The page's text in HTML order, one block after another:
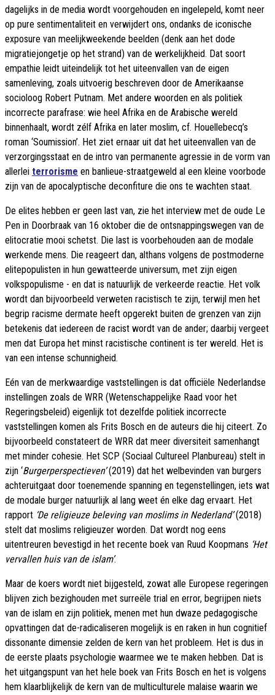
dagelijks in de media wordt voorgehouden en ingelepeld, komt neer
op pure sentimentaliteit en verwijdert ons, ondanks de iconische
exposure van meelijkweekende beelden (denk aan het dode
migratiejongetje op het strand) van de werkelijkheid. Dat soort
empathie leidt uiteindelijk tot het uiteenvallen van de eigen
samenleving, zoals uitvoerig beschreven door de Amerikaanse
socioloog Robert Putnam. Met andere woorden en als politiek
incorrecte parafrase: wie heel Afrika en de Arabische wereld
binnenhaalt, wordt zélf Afrika en later moslim, cf. Houellebecq’s
roman ‘Soumission’. Het ziet ernaar uit dat het uiteenvallen van de
verzorgingsstaat en de intro van permanente agressie in de vorm van
allerlei terrorisme en banlieue-straatgeweld al een kleine voorbode
zijn van de apocalyptische deconfiture die ons te wachten staat.
De elites hebben er geen last van, zie het interview met de oude Le
Pen in Doorbraak van 16 oktober die de ontsnappingswegen van de
elitocratie mooi schetst. Die last is voorbehouden aan de modale
werkende mens. Die reageert dan, althans volgens de postmoderne
elitepopulisten in hun gewatteerde universum, met zijn eigen
volkspopulisme - en dat is natuurlijk de verkeerde reactie. Het volk
wordt dan bijvoorbeeld verweten racistisch te zijn, terwijl men het
begrip racisme dermate heeft opgerekt buiten de grenzen van zijn
betekenis dat iedereen de racist wordt van de ander; daarbij vergeet
men dat Europa het minst racistische continent is ter wereld. Het is
van een intense schunnigheid.
Eén van de merkwaardige vaststellingen is dat officiële Nederlandse
instellingen zoals de WRR (Wetenschappelijke Raad voor het
Regeringsbeleid) eigenlijk tot dezelfde politiek incorrecte
vaststellingen komen als Frits Bosch en de auteurs die hij citeert. Zo
bijvoorbeeld constateert de WRR dat meer diversiteit samenhangt
met minder cohesie. Het SCP (Sociaal Cultureel Planbureau) stelt in
zijn ‘Burgerperspectieven’(2019) dat het welbevinden van burgers
achteruitgaat door toenemende spanning en tegenstellingen, iets wat
de modale burger natuurlijk al lang weet én elke dag ervaart. Het
rapport ‘De religieuze beleving van moslims in Nederland’(2018)
stelt dat moslims religieuzer worden. Dat wordt nog eens
uitentreuren bevestigd in het recente boek van Ruud Koopmans ‘Het
vervallen huis van de islam’.
Maar de koers wordt niet bijgesteld, zowat alle Europese regeringen
blijven zich bezighouden met surreële trial en error, begrijpen niets
van de islam en zijn politiek, menen met hun dwaze pedagogische
opvattingen dat de-radicaliseren mogelijk is en raken in hun cognitief
dissonante dimensie zelden de kern van het probleem. Het is dus in
de eerste plaats psychologie waarmee we te maken hebben. Dat is
het uitgangspunt van het hele boek van Frits Bosch en het is volgens
hem klaarblijkelijk de kern van de multiculturele malaise waarin we